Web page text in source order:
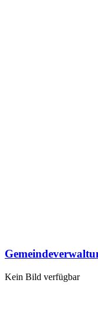
Kein Bild verfügbar